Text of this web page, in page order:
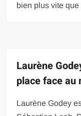
bien plus vite que
Laurène
place face au
Laurène Godey